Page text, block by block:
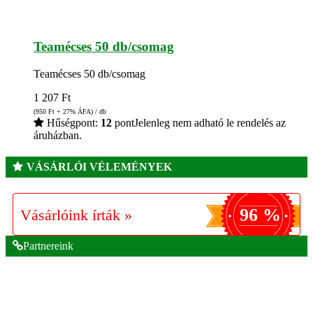
Teamécses 50 db/csomag
Teamécses 50 db/csomag
1 207 Ft
(950 Ft + 27% ÁFA) / db
Hűségpont: 12 pontJelenleg nem adható le rendelés az
áruházban.
VÁSÁRLÓI VÉLEMÉNYEK
Vásárlóink írták » 96 %
Partnereink